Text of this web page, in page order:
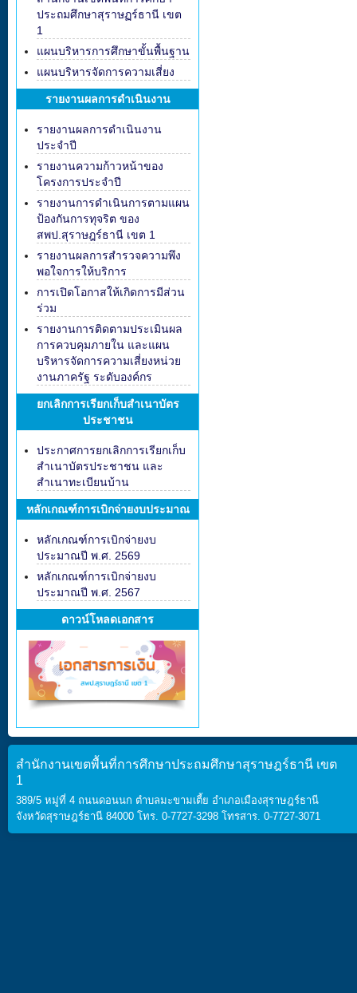
ประถมศึกษาสุราษฏร์ธานี เขต
1
แผนบริหารการศึกษาขั้นพื้นฐาน
แผนบริหารจัดการความเสี่ยง
รายงานผลการดำเนินงาน
รายงานผลการดำเนินงาน
ประจำปี
รายงานความก้าวหน้าของ
โครงการประจำปี
รายงานการดำเนินการตามแผน
ป้องกันการทุจริต ของ
สพป.สุราษฎร์ธานี เขต 1
รายงานผลการสำรวจความพึง
พอใจการให้บริการ
การเปิดโอกาสให้เกิดการมีส่วน
ร่วม
รายงานการติดตามประเมินผล
การควบคุมภายใน และแผน
บริหารจัดการความเสี่ยงหน่วย
งานภาครัฐ ระดับองค์กร
ยกเลิกการเรียกเก็บสำเนาบัตร
ประชาชน
ประกาศการยกเลิกการเรียกเก็บ
สำเนาบัตรประชาชน และ
สำเนาทะเบียนบ้าน
หลักเกณฑ์การเบิกจ่ายงบประมาณ
หลักเกณฑ์การเบิกจ่ายงบ
ประมาณปี พ.ศ. 2569
หลักเกณฑ์การเบิกจ่ายงบ
ประมาณปี พ.ศ. 2567
ดาวน์โหลดเอกสาร
สำนักงานเขตพื้นที่การศึกษาประถมศึกษาสุราษฎร์ธานี เขต
1
389/5 หมู่ที่ 4 ถนนดอนนก ตำบลมะขามเตี้ย อำเภอเมืองสุราษฎร์ธานี
จังหวัดสุราษฎร์ธานี 84000 โทร. 0-7727-3298 โทรสาร. 0-7727-3071